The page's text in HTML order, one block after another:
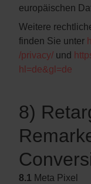
europäischen
Weitere
finden Sie unter
/privacy/ und
hl=de&gl=de
8)
8.1 Meta Pixel